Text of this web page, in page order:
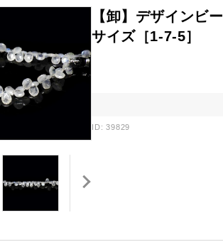
【卸】デザインビ
サイズ［1-7-5］
ID: 39829